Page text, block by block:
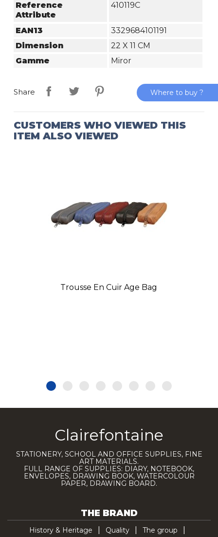
Reference
Attribute
410119C
EAN13
3329684101191
Dimension
22 X 11 CM
Gamme
Miror
Share
CUSTOMERS WHO VIEWED THIS
ITEM ALSO VIEWED
Trousse En Cuir Age Bag
Clairefontaine
STATIONERY, SCHOOL AND OFFICE SUPPLIES, FINE
ART MATERIALS.
FULL RANGE OF SUPPLIES: DIARY, NOTEBOOK,
ENVELOPES, DRAWING BOOK, WATERCOLOUR
PAPER, DRAWING BOARD.
THE BRAND
History & Heritage Quality
The group
Where to buy ?